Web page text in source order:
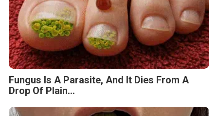
Fungus Is A Parasite, And It Dies From A
Drop Of Plain...